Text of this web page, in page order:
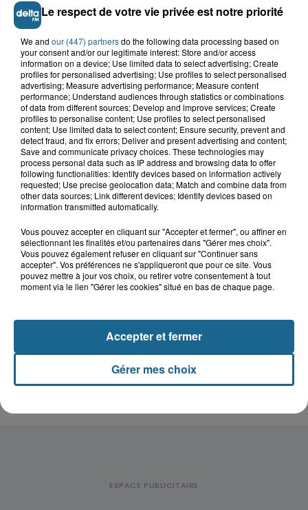
Dunkerque : trois femmes mortes au large de
la digue du Braek
Saint-Omer : un enfant gravement
Hazebrouck : victime d'un accident,
Lucas s'en est allé brutalement...
Disparition inquiétante à Cappelle-
Le respect de votre vie privée est notre priorité
We and our (447) partnersdo the following data processing based on
your consent and/or our legitimate interest: Store and/or access
information on a device; Use limited data to select advertising; Create
profiles for personalised advertising; Use profiles to select personalised
advertising; Measure advertising performance; Measure content
performance; Understand audiences through statistics or combinations
of data from different sources; Develop and improve services; Create
profiles to personalise content; Use profiles to select personalised
content; Use limited data to select content; Ensure security, prevent and
detect fraud, and fix errors; Deliver and present advertising and content;
Save and communicate privacy choices. These technologies may
process personal data such as IP address and browsing data to offer
following functionalities: Identify devices based on information actively
requested; Use precise geolocation data; Match and combine data from
other data sources; Link different devices; Identify devices based on
information transmitted automatically.
Vous pouvez accepter en cliquant sur "Accepter et fermer", ou affiner en
sélectionnant les finalités et/ou partenaires dans "Gérer mes choix".
Vous pouvez également refuser en cliquant sur "Continuer sans
accepter". Vos préférences ne s'appliqueront que pour ce site. Vous
pouvez mettre à jour vos choix, ou retirer votre consentement à tout
moment via le lien "Gérer les cookies" situé en bas de chaque page.
Gérer mes choix
Accepter et fermer